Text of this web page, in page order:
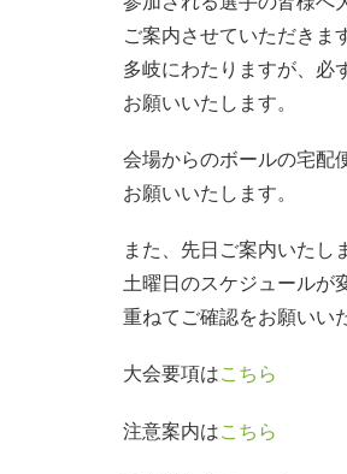
ご案内させていただきま
多岐にわたりますが、必
お願いいたします。
会場からのボールの宅配
お願いいたします。
また、先日ご案内いたし
土曜日のスケジュールが
重ねてご確認をお願いい
大会要項はこちら
注意案内はこちら